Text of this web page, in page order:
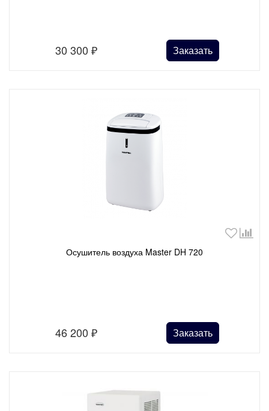
30 300₽ Заказать
Осушитель воздуха Master DH 720
46 200₽ Заказать